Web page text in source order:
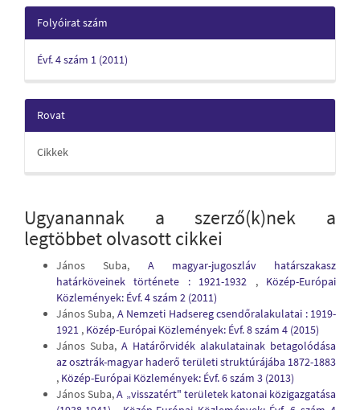
Folyóirat szám
Évf. 4 szám 1 (2011)
Rovat
Cikkek
Ugyanannak a szerző(k)nek a
legtöbbet olvasott cikkei
János Suba, A magyar-jugoszláv határszakasz
határköveinek története : 1921-1932 , Közép-Európai
Közlemények: Évf. 4 szám 2 (2011)
János Suba, A Nemzeti Hadsereg csendőralakulatai : 1919-
1921 , Közép-Európai Közlemények: Évf. 8 szám 4 (2015)
János Suba, A Határőrvidék alakulatainak betagolódása
az osztrák-magyar haderő területi struktúrájába 1872-1883
, Közép-Európai Közlemények: Évf. 6 szám 3 (2013)
János Suba,A „visszatért" területek katonai közigazgatása